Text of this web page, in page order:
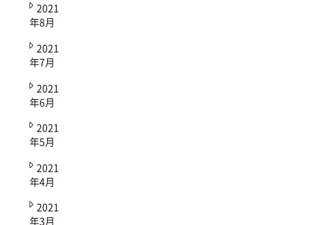
2021
年8月
2021
年7月
2021
年6月
2021
年5月
2021
年4月
2021
年3月